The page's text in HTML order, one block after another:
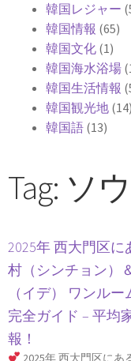
韓国レジャー
韓国情報 (65)
韓国文化 (1)
韓国海水浴場
韓国生活情報
韓国観光地 (14)
韓国語 (13)
Tag: ソ
2025年 西大門区に
村（シンチョン）
（イデ） ワンル
完全ガイド – 平均
報！
2025年 西大門区にあ